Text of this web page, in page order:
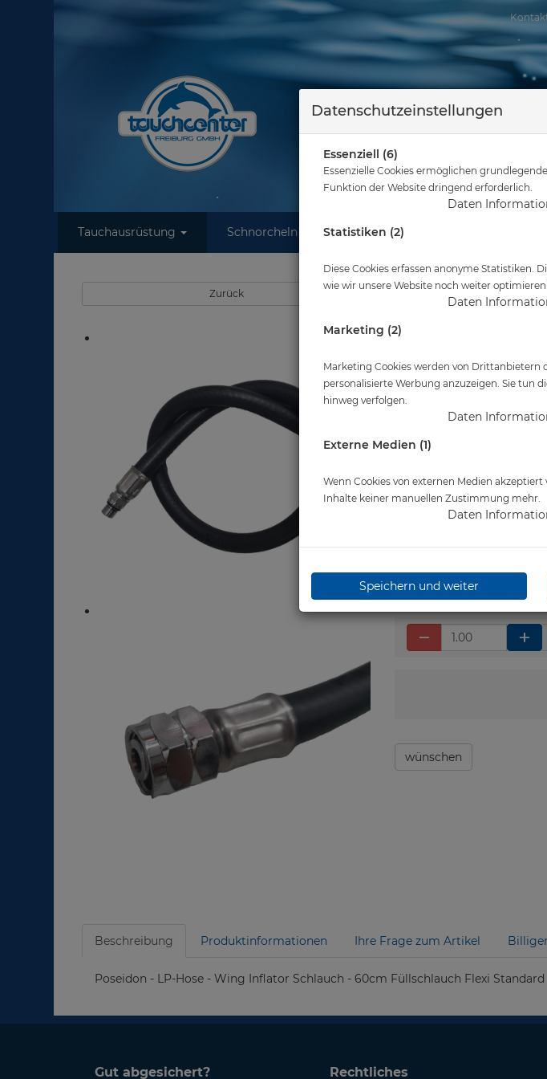
Tauchausrüstung Schnorcheln Wassersport
Sie sind hier Tauchausrüstung
Zurück
Poseidon - Poseidon
Artikelnr.: pos-0130048
Herstellerpreis: 64,00 €
64,00 €*
erfragen
wünschen
Beschreibung Produktinformationen Ihre Frage zum Artikel
Poseidon - LP-Hose - Wing Inflator Schlauch - 60cm Füllschlauch Flexi Standard
Gut abgesichert? Rechtliches
Datenschutzeinstellungen
Essenziell (6)
Essenzielle Cookies ermöglichen
Funktion der Website dringend erforderlich.
Daten
Statistiken (2)
Diese Cookies erfassen anonyme Statistiken.
wie wir unsere Website noch weiter
Daten
Marketing (2)
Marketing Cookies werden von Drittanbietern
personalisierte Werbung anzuzeigen. Sie tun
hinweg verfolgen.
Daten
Externe Medien (1)
Wenn Cookies von externen Medien
Inhalte keiner manuellen Zustimmung mehr.
Daten
Speichern und weiter